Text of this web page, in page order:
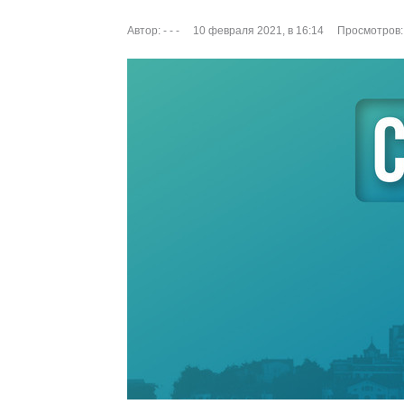
Автор: - - - 10 февраля 2021, в 16:14